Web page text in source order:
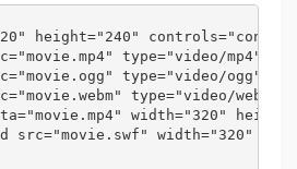
height="240"
type="video/mp4" />
type="video/ogg" />
type="video/webm"
width="320"
src="movie.swf" width="320"